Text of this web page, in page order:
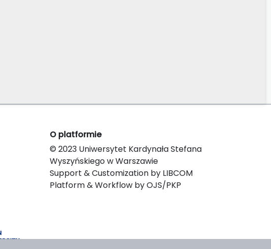
O platformie
© 2023 Uniwersytet Kardynała Stefana
Wyszyńskiego w Warszawie
Support & Customization by LIBCOM
Platform & Workflow by OJS/PKP